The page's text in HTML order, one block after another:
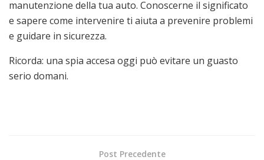
manutenzione della tua auto. Conoscerne il significato
e sapere come intervenire ti aiuta a prevenire problemi
e guidare in sicurezza.
Ricorda: una spia accesa oggi può evitare un guasto
serio domani.
Post Precedente